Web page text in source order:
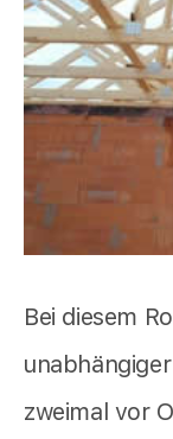
Bei diesem
zweimal vor